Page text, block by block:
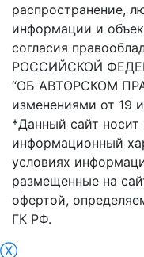
распространение,
информации и
согласия
РОССИЙСКОЙ
“ОБ АВТОРСКОМ
изменениями от 19
*Данный сайт носит
информационный
условиях
размещенные на
офертой,
ГК РФ.
Ⓧ